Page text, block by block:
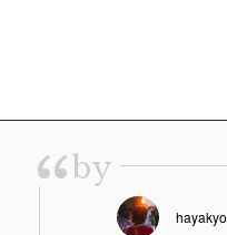
“by
hayakyo